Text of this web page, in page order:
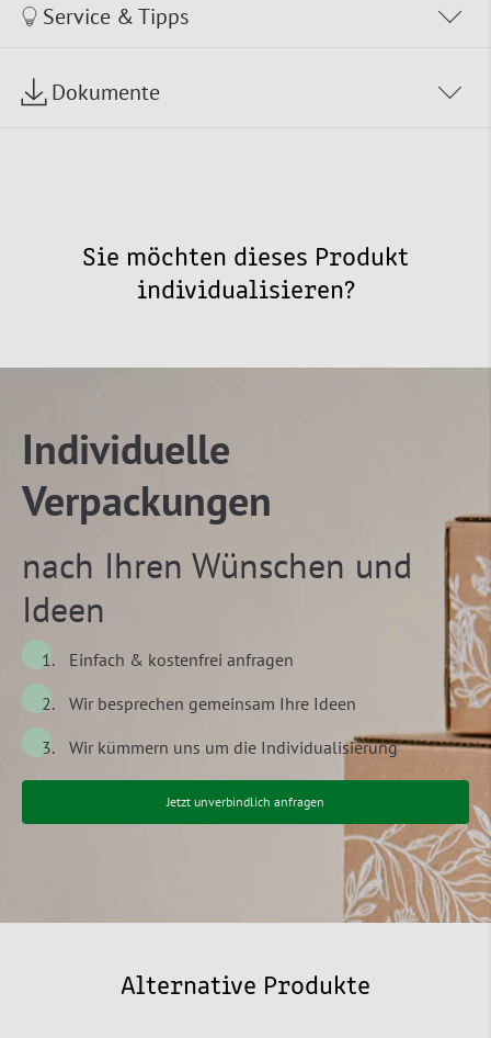
Service & Tipps
Dokumente
Sie möchten dieses Produkt
individualisieren?
Individuelle
Verpackungen
nach Ihren Wünschen und
Ideen
Einfach & kostenfrei anfragen
Wir besprechen gemeinsam Ihre Ideen
Wir kümmern uns um die Individualisierung
Jetzt unverbindlich anfragen
Alternative Produkte